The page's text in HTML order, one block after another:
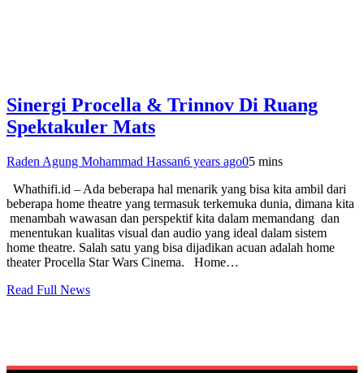
Sinergi Procella & Trinnov Di Ruang
Spektakuler Mats
Raden Agung Mohammad Hassan6 years ago05 mins
Whathifi.id – Ada beberapa hal menarik yang bisa kita ambil dari
beberapa home theatre yang termasuk terkemuka dunia, dimana kita
menambah wawasan dan perspektif kita dalam memandang dan
menentukan kualitas visual dan audio yang ideal dalam sistem
home theatre. Salah satu yang bisa dijadikan acuan adalah home
theater Procella Star Wars Cinema. Home…
Read Full News